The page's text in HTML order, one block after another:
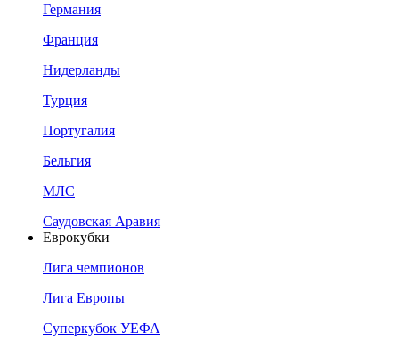
Германия
Франция
Нидерланды
Турция
Португалия
Бельгия
МЛС
Саудовская Аравия
Еврокубки
Лига чемпионов
Лига Европы
Суперкубок УЕФА